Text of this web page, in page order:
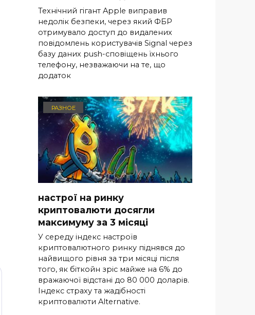
Технічний гігант Apple виправив
недолік безпеки, через який ФБР
отримувало доступ до видалених
повідомлень користувачів Signal через
базу даних push-сповіщень їхнього
телефону, незважаючи на те, що
додаток
РАЗНОЕ
настрої на ринку
криптовалюти досягли
максимуму за 3 місяці
У середу індекс настроїв
криптовалютного ринку піднявся до
найвищого рівня за три місяці після
того, як біткойн зріс майже на 6% до
вражаючої відстані до 80 000 доларів.
Індекс страху та жадібності
криптовалюти Alternative.